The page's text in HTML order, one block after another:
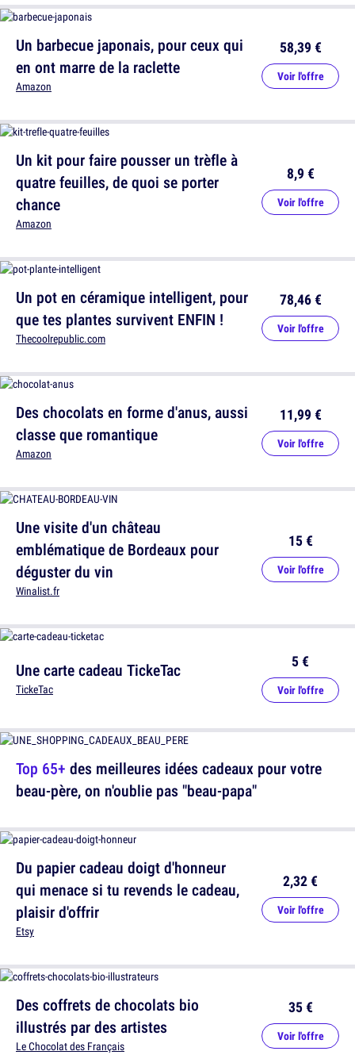
Un barbecue japonais, pour ceux qui
en ont marre de la raclette
Amazon
58,39 €
Voir l'offre
Un pot en céramique intelligent, pour
que tes plantes survivent ENFIN !
Thecoolrepublic.com
78,46 €
Voir l'offre
Une visite d'un château
emblématique de Bordeaux pour
déguster du vin
Winalist.fr
15 €
Voir l'offre
Du papier cadeau doigt d'honneur
qui menace si tu revends le cadeau,
plaisir d'offrir
Etsy
2,32 €
Voir l'offre
Un kit pour faire pousser un trèfle à
quatre feuilles, de quoi se porter
chance
Amazon
8,9 €
Voir l'offre
Des chocolats en forme d'anus, aussi
classe que romantique
Amazon
11,99 €
Voir l'offre
Une carte cadeau TickeTac
TickeTac
5 €
Voir l'offre
Top 65+ des meilleures idées cadeaux pour votre
beau-père, on n'oublie pas "beau-papa"
Des coffrets de chocolats bio
illustrés par des artistes
Le Chocolat des Français
35 €
Voir l'offre